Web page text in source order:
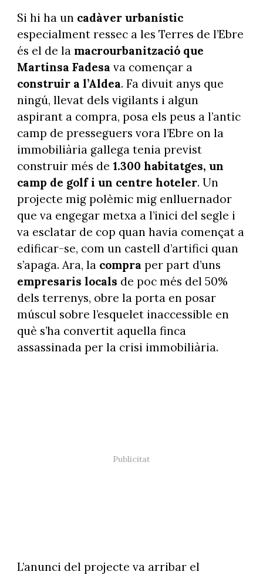
Si hi ha un cadàver urbanístic
especialment ressec a les Terres de l’Ebre
és el de la macrourbanització que
Martinsa Fadesa va començar a
construir a l’Aldea. Fa divuit anys que
ningú, llevat dels vigilants i algun
aspirant a compra, posa els peus a l’antic
camp de presseguers vora l’Ebre on la
immobiliària gallega tenia previst
construir més de 1.300 habitatges, un
camp de golf i un centre hoteler. Un
projecte mig polèmic mig enlluernador
que va engegar metxa a l’inici del segle i
va esclatar de cop quan havia començat a
edificar-se, com un castell d’artifici quan
s’apaga. Ara, la compra per part d’uns
empresaris locals de poc més del 50%
dels terrenys, obre la porta en posar
múscul sobre l’esquelet inaccessible en
què s’ha convertit aquella finca
assassinada per la crisi immobiliària.
L’anunci del projecte va arribar el